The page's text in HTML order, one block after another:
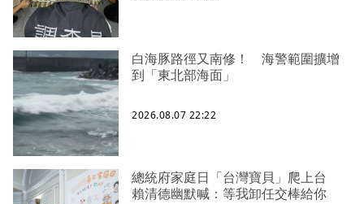
白海豚路徑又南修！ 海警範圍擴增
到「東北部海面」
2026.08.07 22:22
總統府家庭日「台灣寶貝」爬上台
賴清德幽默喊：等我卸任交棒給你